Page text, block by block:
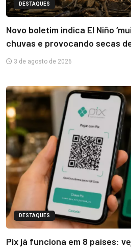
DESTAQUES
Novo boletim indica El Niño
chuvas e provocando secas
3 de agosto de 2026
DESTAQUES
Pix já funciona em 8 países: